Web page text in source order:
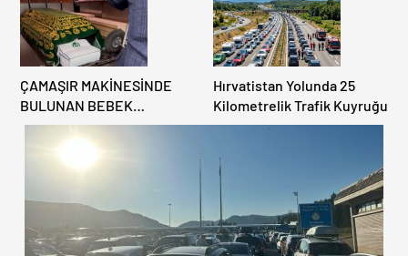
ÇAMAŞIR MAKİNESİNDE
BULUNAN BEBEK
CENAZESİ ŞOK ETTİ
Hırvatistan Yolunda 25
Kilometrelik Trafik Kuyruğu